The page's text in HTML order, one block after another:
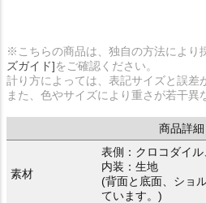
※こちらの商品は、独自の方法により
ズガイド]をご確認ください。
計り方によっては、表記サイズと誤差
また、色やサイズにより重さが若干異
商品詳細
素材
表側：クロコダイ
内装：生地
(背面と底面、ショ
ています。)